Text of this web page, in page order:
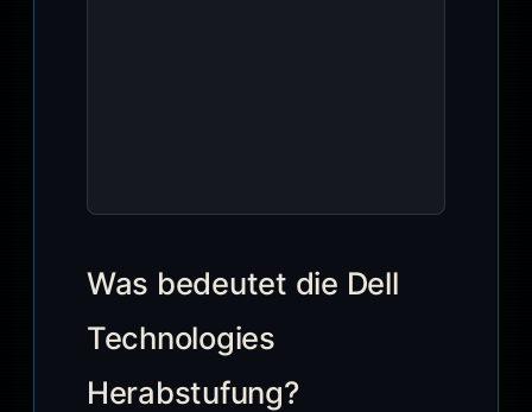
Was bedeutet die Dell
Technologies
Herabstufung?